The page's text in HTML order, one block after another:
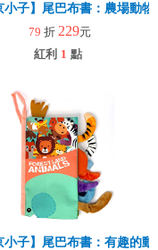
小子】尾巴布書：農場動物
79 折 229元
紅利 1 點
小子】尾巴布書：有趣的動